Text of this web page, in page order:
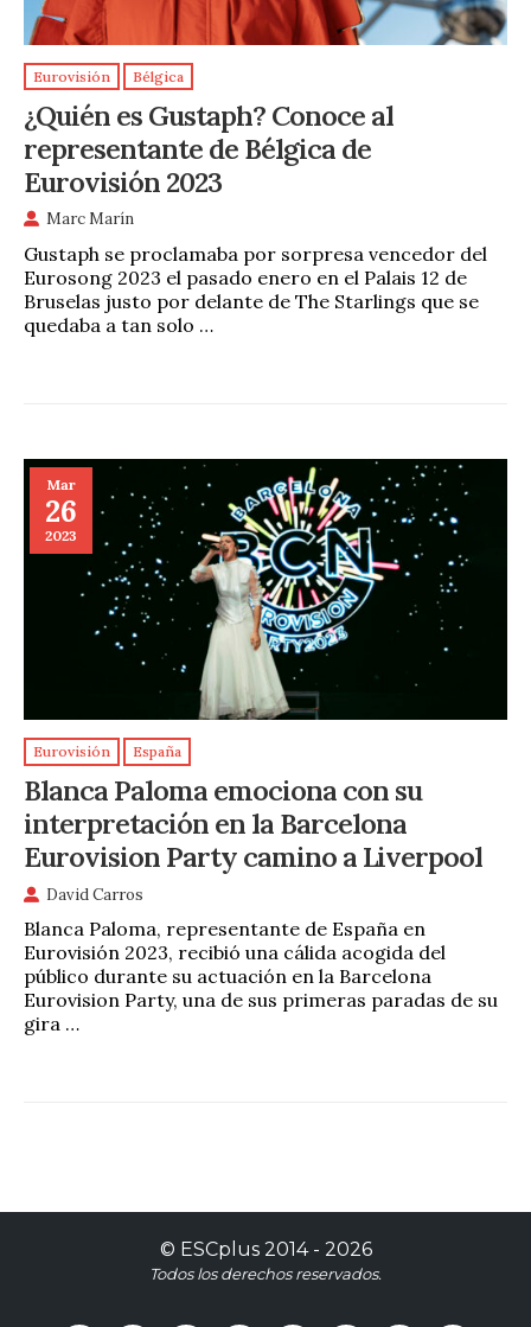
Eurovisión Bélgica
¿Quién es Gustaph? Conoce al
representante de Bélgica de
Eurovisión 2023
Marc Marín
Gustaph se proclamaba por sorpresa vencedor del
Eurosong 2023 el pasado enero en el Palais 12 de
Bruselas justo por delante de The Starlings que se
quedaba a tan solo …
Mar
26
2023
Eurovisión España
Blanca Paloma emociona con su
interpretación en la Barcelona
Eurovision Party camino a Liverpool
David Carros
Blanca Paloma, representante de España en
Eurovisión 2023, recibió una cálida acogida del
público durante su actuación en la Barcelona
Eurovision Party, una de sus primeras paradas de su
gira …
© ESCplus2014 - 2026
Todos los derechos reservados.